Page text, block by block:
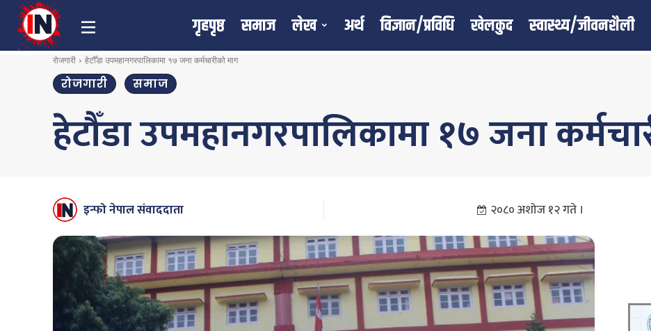
गृहपृष्ठ समाज लेख अर्थ विज्ञान/प्रविधि खेलकुद स्वास्थ्य/जीवनशैली
रोजगारी हेटौँडा उपमहानगरपालिकामा १७ जना कर्मचारीको माग
रोजगारी समाज
हेटौँडा उपमहानगरपालिकामा १७ जना
इन्फो नेपाल संवाददाता २०८० अशोज १२ गते ।